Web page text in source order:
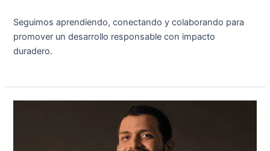
Seguimos aprendiendo, conectando y colaborando para
promover un desarrollo responsable con impacto
duradero.